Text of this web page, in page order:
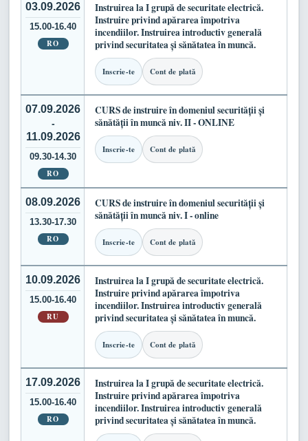
03.09.2026
15.00-16.40
RO
Instruirea la I grupă de securitate electrică.
Instruire privind apărarea împotriva
incendiilor. Instruirea introductiv generală
privind securitatea și sănătatea în muncă.
Inscrie-te Cont de plată
07.09.2026
-
11.09.2026
09.30-14.30
RO
CURS de instruire în domeniul securității și
sănătății în muncă niv. II - ONLINE
Inscrie-te Cont de plată
08.09.2026
13.30-17.30
RO
CURS de instruire în domeniul securității și
sănătății în muncă niv. I - online
Inscrie-te Cont de plată
10.09.2026
15.00-16.40
RU
Instruirea la I grupă de securitate electrică.
Instruire privind apărarea împotriva
incendiilor. Instruirea introductiv generală
privind securitatea și sănătatea în muncă.
Inscrie-te Cont de plată
17.09.2026
15.00-16.40
RO
Instruirea la I grupă de securitate electrică.
Instruire privind apărarea împotriva
incendiilor. Instruirea introductiv generală
privind securitatea și sănătatea în muncă.